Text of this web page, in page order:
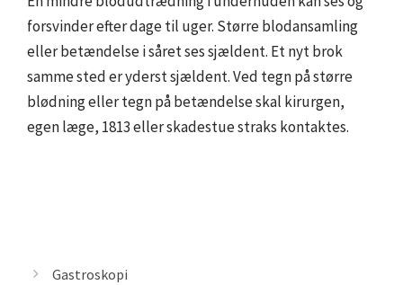
forsvinder efter dage til uger. Større blodansamling
eller betændelse i såret ses sjældent. Et nyt brok
samme sted er yderst sjældent. Ved tegn på større
blødning eller tegn på betændelse skal kirurgen,
egen læge, 1813 eller skadestue straks kontaktes.
Gastroskopi